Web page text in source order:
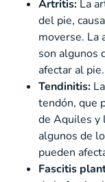
Artritis: La
del pie,
moverse. La
son algunos
afectar al pie.
Tendinitis:
tendón, que
de Aquiles y
algunos de
pueden
Fascitis